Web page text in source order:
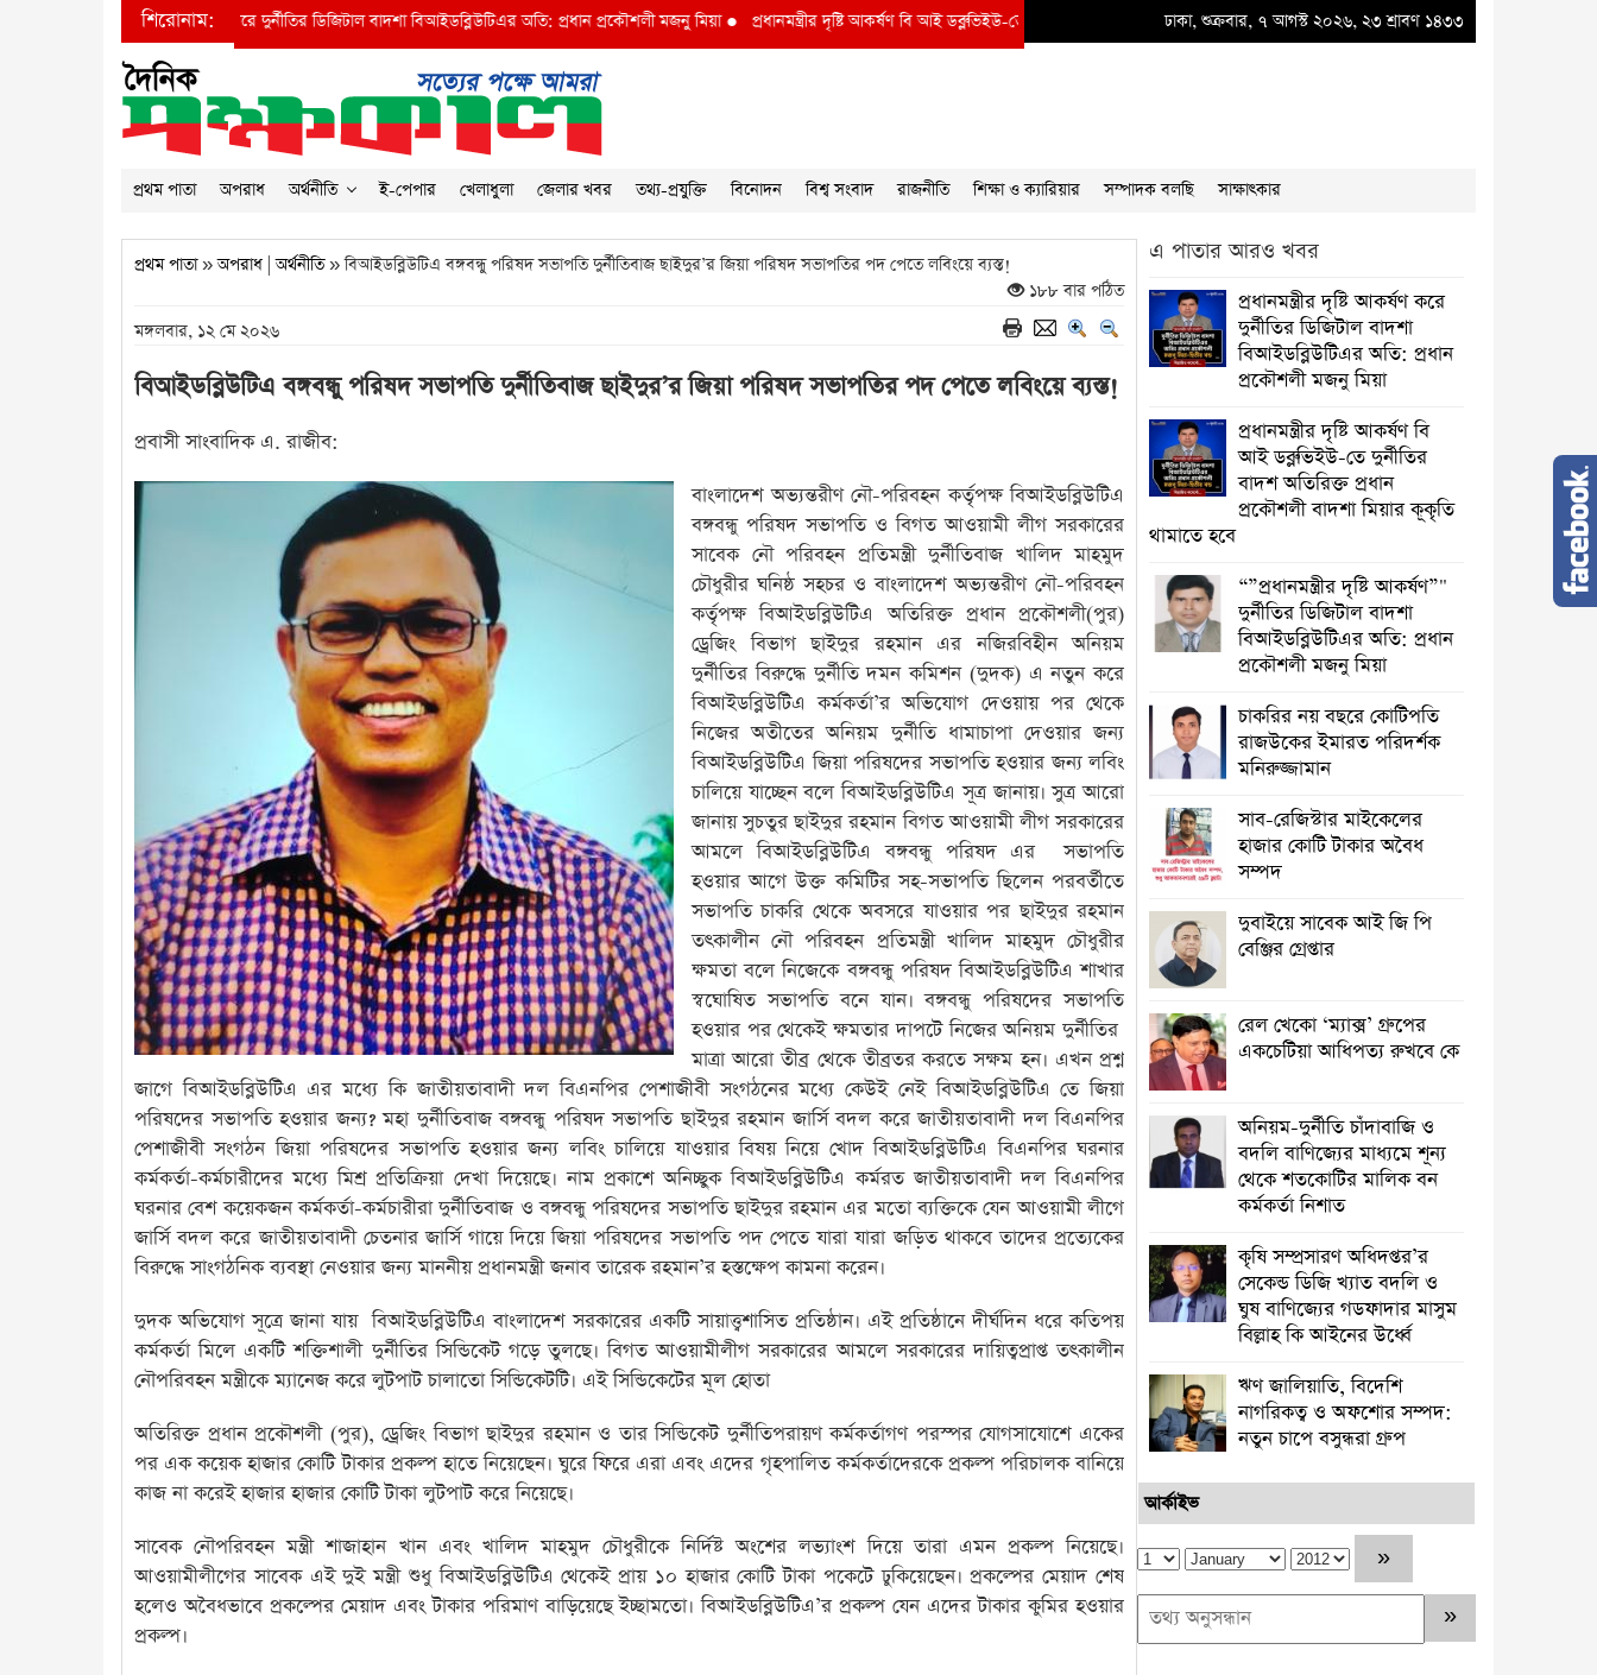
শিরোনাম:
দৃষ্টি আকর্ষণ করে দুর্নীতির ডিজিটাল বাদশা বিআইডব্লিউটিএর অতি: প্রধান প্রকৌশলী মজনু মিয়া●প্রধানমন্ত্রীর দৃষ্টি আকর্ষণ বি আই ডব্লুভিইউ-তে দুর্নীতির বাদশ অতিরিক্ত প্রধান প্রকৌশলী বাদশা মিয়ার কূকৃতি থামাতে হবে● “”প্রধানমন্ত্রীর দৃষ্টি আকর্ষণ”"
ঢাকা, শুক্রবার, ৭ আগস্ট ২০২৬, ২৩ শ্রাবণ ১৪৩৩
প্রথম পাতা অপরাধ অর্থনীতি ই-পেপার খেলাধুলা জেলার খবর তথ্য-প্রযুক্তি বিনোদন বিশ্ব সংবাদ রাজনীতি শিক্ষা ও ক্যারিয়ার সম্পাদক বলছি সাক্ষাৎকার
প্রথম পাতা»অপরাধ |অর্থনীতি» বিআইডব্লিউটিএ বঙ্গবন্ধু পরিষদ সভাপতি দুর্নীতিবাজ ছাইদুর’র জিয়া পরিষদ সভাপতির পদ পেতে লবিংয়ে ব্যস্ত!
১৮৮ বার পঠিত
মঙ্গলবার, ১২ মে ২০২৬
বিআইডব্লিউটিএ বঙ্গবন্ধু পরিষদ সভাপতি দুর্নীতিবাজ ছাইদুর’র জিয়া পরিষদ সভাপতির পদ পেতে লবিংয়ে ব্যস্ত!
প্রবাসী সাংবাদিক এ. রাজীব:
বাংলাদেশ অভ্যন্তরীণ নৌ-পরিবহন কর্তৃপক্ষ বিআইডব্লিউটিএ
বঙ্গবন্ধু পরিষদ সভাপতি ও বিগত আওয়ামী লীগ সরকারের
সাবেক নৌ পরিবহন প্রতিমন্ত্রী দুর্নীতিবাজ খালিদ মাহমুদ
চৌধুরীর ঘনিষ্ঠ সহচর ও বাংলাদেশ অভ্যন্তরীণ নৌ-পরিবহন
কর্তৃপক্ষ বিআইডব্লিউটিএ অতিরিক্ত প্রধান প্রকৌশলী(পুর)
ড্রেজিং বিভাগ ছাইদুর রহমান এর নজিরবিহীন অনিয়ম
দুর্নীতির বিরুদ্ধে দুর্নীতি দমন কমিশন (দুদক) এ নতুন করে
বিআইডব্লিউটিএ কর্মকর্তা’র অভিযোগ দেওয়ায় পর থেকে
নিজের অতীতের অনিয়ম দুর্নীতি ধামাচাপা দেওয়ার জন্য
বিআইডব্লিউটিএ জিয়া পরিষদের সভাপতি হওয়ার জন্য লবিং
চালিয়ে যাচ্ছেন বলে বিআইডব্লিউটিএ সূত্র জানায়। সুত্র আরো
জানায় সুচতুর ছাইদুর রহমান বিগত আওয়ামী লীগ সরকারের
আমলে বিআইডব্লিউটিএ বঙ্গবন্ধু পরিষদ এর সভাপতি
হওয়ার আগে উক্ত কমিটির সহ-সভাপতি ছিলেন পরবর্তীতে
সভাপতি চাকরি থেকে অবসরে যাওয়ার পর ছাইদুর রহমান
তৎকালীন নৌ পরিবহন প্রতিমন্ত্রী খালিদ মাহমুদ চৌধুরীর
ক্ষমতা বলে নিজেকে বঙ্গবন্ধু পরিষদ বিআইডব্লিউটিএ শাখার
স্বঘোষিত সভাপতি বনে যান। বঙ্গবন্ধু পরিষদের সভাপতি
হওয়ার পর থেকেই ক্ষমতার দাপটে নিজের অনিয়ম দুর্নীতির
মাত্রা আরো তীব্র থেকে তীব্রতর করতে সক্ষম হন। এখন প্রশ্ন
জাগে বিআইডব্লিউটিএ এর মধ্যে কি জাতীয়তাবাদী দল বিএনপির পেশাজীবী সংগঠনের মধ্যে কেউই নেই বিআইডব্লিউটিএ তে জিয়া
পরিষদের সভাপতি হওয়ার জন্য? মহা দুর্নীতিবাজ বঙ্গবন্ধু পরিষদ সভাপতি ছাইদুর রহমান জার্সি বদল করে জাতীয়তাবাদী দল বিএনপির
পেশাজীবী সংগঠন জিয়া পরিষদের সভাপতি হওয়ার জন্য লবিং চালিয়ে যাওয়ার বিষয় নিয়ে খোদ বিআইডব্লিউটিএ বিএনপির ঘরনার
কর্মকর্তা-কর্মচারীদের মধ্যে মিশ্র প্রতিক্রিয়া দেখা দিয়েছে। নাম প্রকাশে অনিচ্ছুক বিআইডব্লিউটিএ কর্মরত জাতীয়তাবাদী দল বিএনপির
ঘরনার বেশ কয়েকজন কর্মকর্তা-কর্মচারীরা দুর্নীতিবাজ ও বঙ্গবন্ধু পরিষদের সভাপতি ছাইদুর রহমান এর মতো ব্যক্তিকে যেন আওয়ামী লীগে
জার্সি বদল করে জাতীয়তাবাদী চেতনার জার্সি গায়ে দিয়ে জিয়া পরিষদের সভাপতি পদ পেতে যারা যারা জড়িত থাকবে তাদের প্রত্যেকের
বিরুদ্ধে সাংগঠনিক ব্যবস্থা নেওয়ার জন্য মাননীয় প্রধানমন্ত্রী জনাব তারেক রহমান’র হস্তক্ষেপ কামনা করেন।
দুদক অভিযোগ সূত্রে জানা যায় বিআইডব্লিউটিএ বাংলাদেশ সরকারের একটি সায়াত্ত্বশাসিত প্রতিষ্ঠান। এই প্রতিষ্ঠানে দীর্ঘদিন ধরে কতিপয়
কর্মকর্তা মিলে একটি শক্তিশালী দুর্নীতির সিন্ডিকেট গড়ে তুলছে। বিগত আওয়ামীলীগ সরকারের আমলে সরকারের দায়িত্বপ্রাপ্ত তৎকালীন
নৌপরিবহন মন্ত্রীকে ম্যানেজ করে লুটপাট চালাতো সিন্ডিকেটটি। এই সিন্ডিকেটের মূল হোতা
অতিরিক্ত প্রধান প্রকৌশলী (পুর), ড্রেজিং বিভাগ ছাইদুর রহমান ও তার সিন্ডিকেট দুর্নীতিপরায়ণ কর্মকর্তাগণ পরস্পর যোগসাযোশে একের
পর এক কয়েক হাজার কোটি টাকার প্রকল্প হাতে নিয়েছেন। ঘুরে ফিরে এরা এবং এদের গৃহপালিত কর্মকর্তাদেরকে প্রকল্প পরিচালক বানিয়ে
কাজ না করেই হাজার হাজার কোটি টাকা লুটপাট করে নিয়েছে।
সাবেক নৌপরিবহন মন্ত্রী শাজাহান খান এবং খালিদ মাহমুদ চৌধুরীকে নির্দিষ্ট অংশের লভ্যাংশ দিয়ে তারা এমন প্রকল্প নিয়েছে।
আওয়ামীলীগের সাবেক এই দুই মন্ত্রী শুধু বিআইডব্লিউটিএ থেকেই প্রায় ১০ হাজার কোটি টাকা পকেটে ঢুকিয়েছেন। প্রকল্পের মেয়াদ শেষ
হলেও অবৈধভাবে প্রকল্পের মেয়াদ এবং টাকার পরিমাণ বাড়িয়েছে ইচ্ছামতো। বিআইডব্লিউটিএ’র প্রকল্প যেন এদের টাকার কুমির হওয়ার
প্রকল্প।
এ পাতার আরও খবর
প্রধানমন্ত্রীর দৃষ্টি আকর্ষণ করে
দুর্নীতির ডিজিটাল বাদশা
বিআইডব্লিউটিএর অতি: প্রধান
প্রকৌশলী মজনু মিয়া
প্রধানমন্ত্রীর দৃষ্টি আকর্ষণ বি
আই ডব্লুভিইউ-তে দুর্নীতির
বাদশ অতিরিক্ত প্রধান
প্রকৌশলী বাদশা মিয়ার কূকৃতি
থামাতে হবে
“”প্রধানমন্ত্রীর দৃষ্টি আকর্ষণ”"
দুর্নীতির ডিজিটাল বাদশা
বিআইডব্লিউটিএর অতি: প্রধান
প্রকৌশলী মজনু মিয়া
চাকরির নয় বছরে কোটিপতি
রাজউকের ইমারত পরিদর্শক
মনিরুজ্জামান
সাব-রেজিস্টার মাইকেলের
হাজার কোটি টাকার অবৈধ
সম্পদ
দুবাইয়ে সাবেক আই জি পি
বেঞ্জির গ্রেপ্তার
রেল খেকো ‘ম্যাক্স’ গ্রুপের
একচেটিয়া আধিপত্য রুখবে কে
অনিয়ম-দুর্নীতি চাঁদাবাজি ও
বদলি বাণিজ্যের মাধ্যমে শূন্য
থেকে শতকোটির মালিক বন
কর্মকর্তা নিশাত
কৃষি সম্প্রসারণ অধিদপ্তর’র
সেকেন্ড ডিজি খ্যাত বদলি ও
ঘুষ বাণিজ্যের গডফাদার মাসুম
বিল্লাহ কি আইনের উর্ধ্বে
ঋণ জালিয়াতি, বিদেশি
নাগরিকত্ব ও অফশোর সম্পদ:
নতুন চাপে বসুন্ধরা গ্রুপ
আর্কাইভ